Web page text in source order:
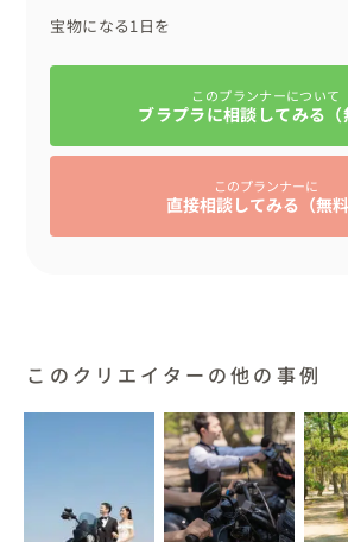
タキシード、蝶ネクタイは新郎様のお
◾️メッセージ
学生時代の陸上競技を通じて知り合
て、今回はご依頼いただきありがとう
で、普段からの仲の良さが垣間見れま
取り合って、結婚生活を楽しんでほ
宝物になる1日を
このプランナーについて
ブラプラに相談してみる（
このプランナーに
直接相談してみる（無料
このクリエイターの他の事例